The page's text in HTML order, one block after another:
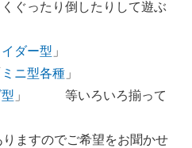
ぐったり倒したりして遊ぶ
ダー型 」
ミニ型各種」
」 等いろいろ揃って
ますのでご希望をお聞かせ